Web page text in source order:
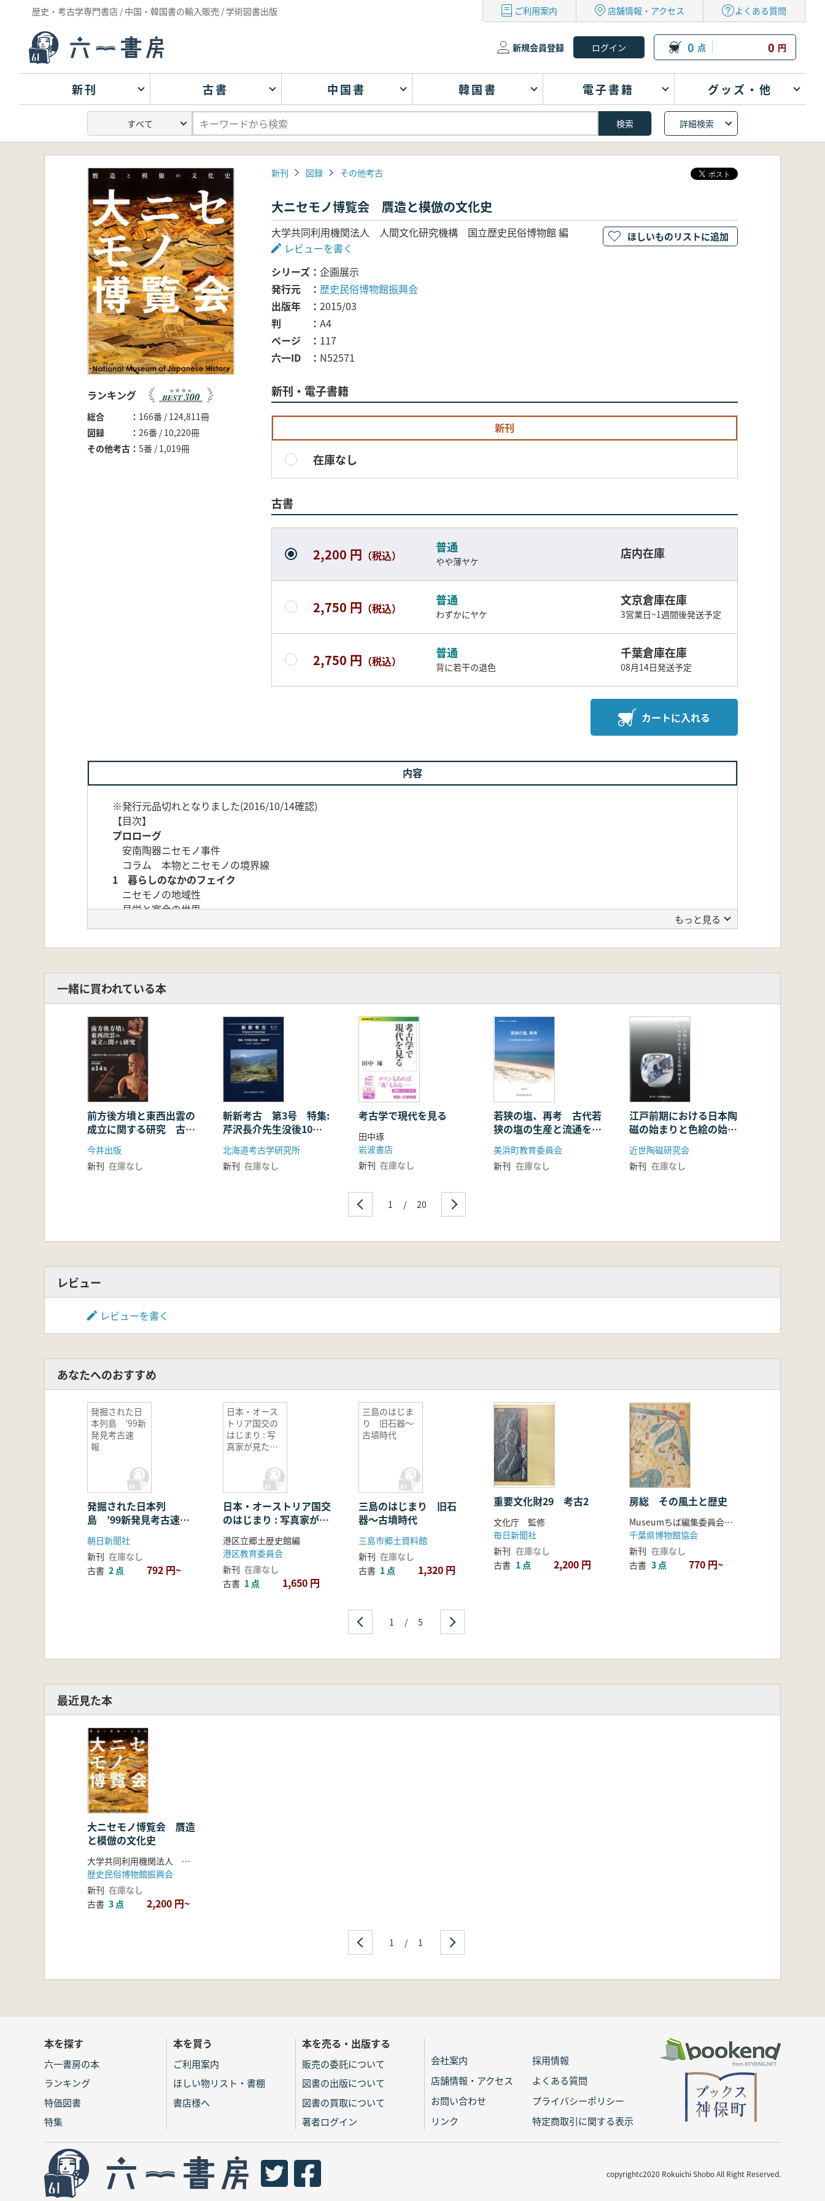
歴史・考古学専門書店 / 中国・韓国書の輸入販売 / 学術図書出版 ご利用案内 店舗情報・アクセス よくある質問
新規会員登録 0 点 0 円
新刊 古書 中国書 韓国書 電子書籍 グッズ・他
詳細検索
ランキング
総合
166番 / 124,811冊
図録
26番 / 10,220冊
その他考古
5番 / 1,019冊
新刊 図録 その他考古
大ニセモノ博覧会 贋造と模倣の文化史
大学共同利用機関法人 人間文化研究機構 国立歴史民俗博物館 編
レビューを書く
シリーズ
企画展示
発行元
歴史民俗博物館振興会
出版年
2015/03
判
A4
ページ
117
六一ID
N52571
新刊・電子書籍
新刊
在庫なし
古書
2,200 円 （税込）
普通
やや薄ヤケ
店内在庫
2,750 円 （税込）
普通
わずかにヤケ
文京倉庫在庫
3営業日~1週間後発送予定
2,750 円 （税込）
普通
背に若干の退色
千葉倉庫在庫
08月14日発送予定
カートに入れる
ほしいものリストに追加
内容
※発行元品切れとなりました(2016/10/14確認)
【目次】
プロローグ
安南陶器ニセモノ事件
コラム 本物とニセモノの境界線
1 暮らしのなかのフェイク
ニセモノの地域性
見栄と宴会の世界
研究者が巻き込まれたニセモノ騒動
正倉院文書の流出と贋作
なぜ偽文書は作られたのか 武田信玄、徳川家康の偽文書
3 コピー・イミテーションの世界
模刻・復刻された販が
縄文時代のイミテーション
瓦当文様の「模倣」と「創造」
焼き物の模倣と意外な製品
4 ニセモノの創造性
葬儀のなかの欧米文化 慶弔用花環の展開
人魚は本当にいた!
5 博物館の「レプリカ」と「コピー」
古生物学における化石レプリカの役割
音楽の複製と著作権
もっと見る
一緒に買われている本
前方後方墳と東西出雲の
成立に関する研究 古墳
時代中期における出雲の
特質
今井出版
新刊 在庫なし
斬新考古 第3号 特集:
芹沢長介先生没後10
年 ”芹沢学”の底流を
ゆく
北海道考古学研究所
新刊 在庫なし
考古学で現代を見る
田中琢
岩波書店
新刊 在庫なし
若狭の塩、再考 古代若
狭の塩の生産と流通をめ
ぐって
美浜町教育委員会
新刊 在庫なし
江戸前期における日本陶
磁の始まりと色絵の始ま
り
近世陶磁研究会
新刊 在庫なし
1 / 20
レビュー
レビューを書く
あなたへのおすすめ
発掘された日
本列島 ’99新
発見考古速
報
発掘された日本列
島 ’99新発見考古速
報
朝日新聞社
新刊 在庫なし
古書 2 点 792 円~
日本・オース
トリア国交の
はじまり : 写
真家が見た明
日本・オーストリア国交
のはじまり : 写真家が見
た明治初期日本の姿
港区立郷土歴史館編
港区教育委員会
新刊 在庫なし
古書 1 点 1,650 円
三島のはじま
り 旧石器〜
古墳時代
三島のはじまり 旧石
器〜古墳時代
三島市郷土資料館
新刊 在庫なし
古書 1 点 1,320 円
重要文化財29 考古2
文化庁 監修
毎日新聞社
新刊 在庫なし
古書 1 点 2,200 円
房総 その風土と歴史
Museumちば編集委員会 編
千葉県博物館協会
新刊 在庫なし
古書 3 点 770 円~
1 / 5
最近見た本
大ニセモノ博覧会 贋造
と模倣の文化史
大学共同利用機関法人 人間文化研究機構 国立歴史民俗博物館 編
歴史民俗博物館振興会
新刊 在庫なし
古書 3 点 2,200 円~
1 / 1
本を探す
六一書房の本
ランキング
特価図書
特集
本を買う
ご利用案内
ほしい物リスト・書棚
書店様へ
本を売る・出版する
販売の委託について
図書の出版について
図書の買取について
著者ログイン
会社案内
採用情報
店舗情報・アクセス
よくある質問
お問い合わせ
プライバシーポリシー
リンク
特定商取引に関する表示
copyrightc2020 Rokuichi Shobo All Right Reserved.